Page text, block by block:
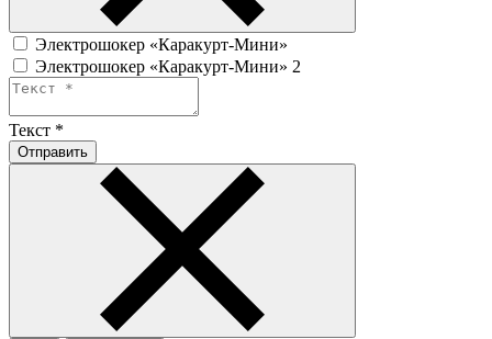
Электрошокер «Каракурт-Мини»
Электрошокер «Каракурт-Мини» 2
Текст *
Отправить